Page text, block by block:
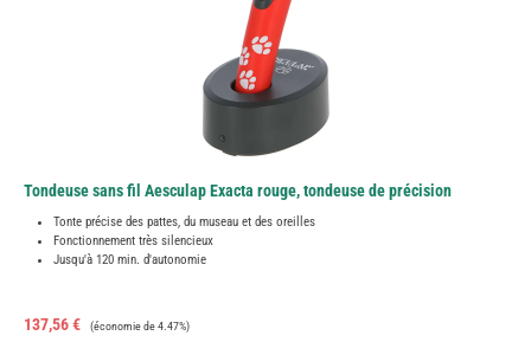
Tondeuse sans fil Aesculap Exacta rouge, tondeuse de précision
Tonte précise des pattes, du museau et des oreilles
Fonctionnement très silencieux
Jusqu'à 120 min. d'autonomie
Prix de vente :
137,56 € Prix régulier :
(économie de 4.47%)